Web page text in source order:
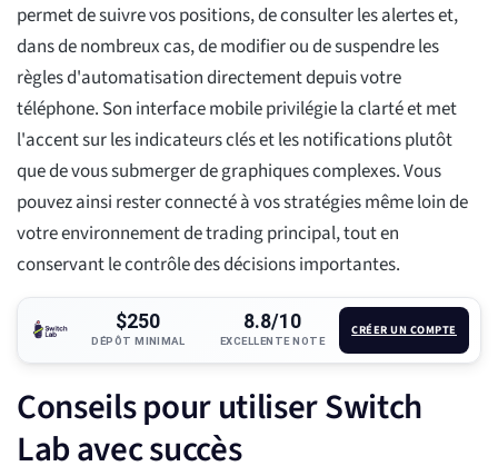
permet de suivre vos positions, de consulter les alertes et,
dans de nombreux cas, de modifier ou de suspendre les
règles d'automatisation directement depuis votre
téléphone. Son interface mobile privilégie la clarté et met
l'accent sur les indicateurs clés et les notifications plutôt
que de vous submerger de graphiques complexes. Vous
pouvez ainsi rester connecté à vos stratégies même loin de
votre environnement de trading principal, tout en
conservant le contrôle des décisions importantes.
$250
DÉPÔT MINIMAL
8.8/10
EXCELLENTE NOTE
CRÉER UN COMPTE
Conseils pour utiliser Switch
Lab avec succès